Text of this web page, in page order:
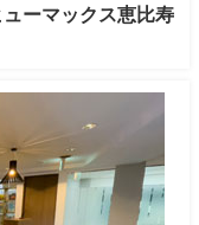
ーマックス恵比寿